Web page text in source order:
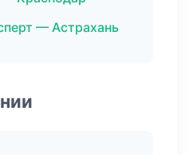
— Астрахань